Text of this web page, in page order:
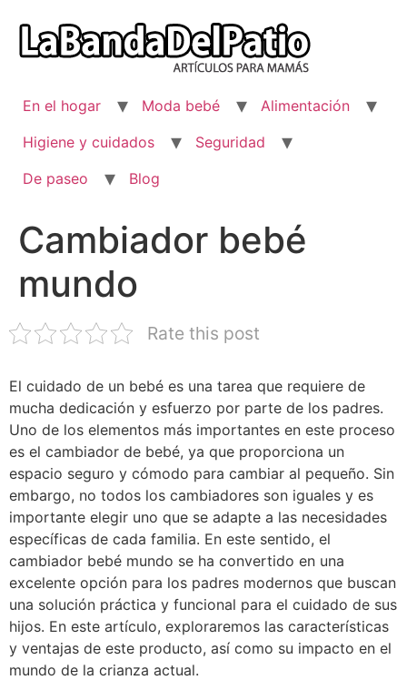
contenido
En el hogar Moda bebé
Alimentación
Higiene y cuidados
Seguridad
De paseo
Blog
Cambiador bebé
mundo
Rate this post
El cuidado de un bebé es una tarea que requiere de
mucha dedicación y esfuerzo por parte de los padres.
Uno de los elementos más importantes en este proceso
es el cambiador de bebé, ya que proporciona un
espacio seguro y cómodo para cambiar al pequeño. Sin
embargo, no todos los cambiadores son iguales y es
importante elegir uno que se adapte a las necesidades
específicas de cada familia. En este sentido, el
cambiador bebé mundo se ha convertido en una
excelente opción para los padres modernos que buscan
una solución práctica y funcional para el cuidado de sus
hijos. En este artículo, exploraremos las características
y ventajas de este producto, así como su impacto en el
mundo de la crianza actual.